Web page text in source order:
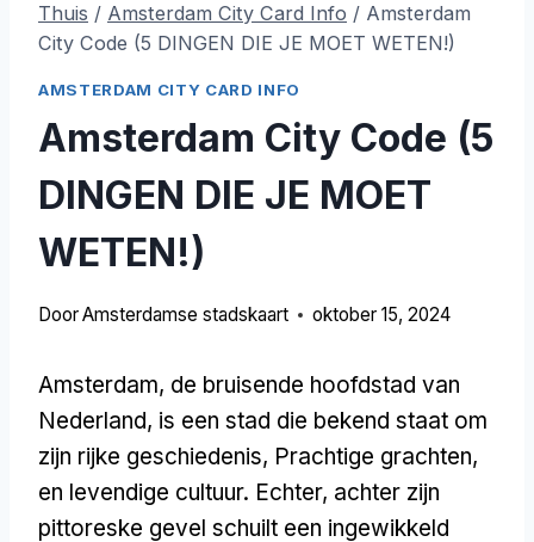
Thuis / Amsterdam City Card Info / Amsterdam
City Code (5 DINGEN DIE JE MOET WETEN!)
AMSTERDAM CITY CARD INFO
Amsterdam City Code (5
DINGEN DIE JE MOET
WETEN!)
DoorAmsterdamse stadskaart oktober 15, 2024
Amsterdam, de bruisende hoofdstad van
Nederland, is een stad die bekend staat om
zijn rijke geschiedenis, Prachtige grachten,
en levendige cultuur. Echter, achter zijn
pittoreske gevel schuilt een ingewikkeld